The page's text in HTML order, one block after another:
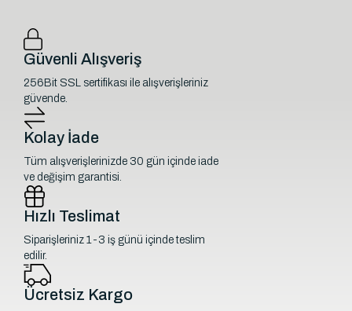
Güvenli Alışveriş
256Bit SSL sertifikası ile alışverişleriniz
güvende.
Kolay İade
Tüm alışverişlerinizde 30 gün içinde iade
ve değişim garantisi.
Hızlı Teslimat
Siparişleriniz 1-3 iş günü içinde teslim
edilir.
Ücretsiz Kargo